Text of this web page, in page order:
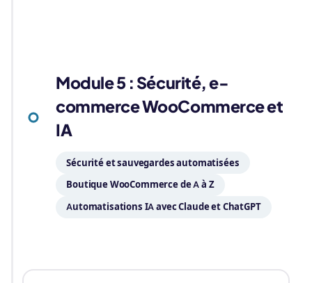
Module 5 : Sécurité, e-
commerce WooCommerce et
IA
Sécurité et sauvegardes automatisées
Boutique WooCommerce de A à Z
Automatisations IA avec Claude et ChatGPT